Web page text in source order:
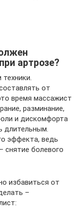
артрозе?
от
время массажист
разминание,
и дискомфорта
длительным.
эффекта, ведь
снятие болевого
избавиться от
–